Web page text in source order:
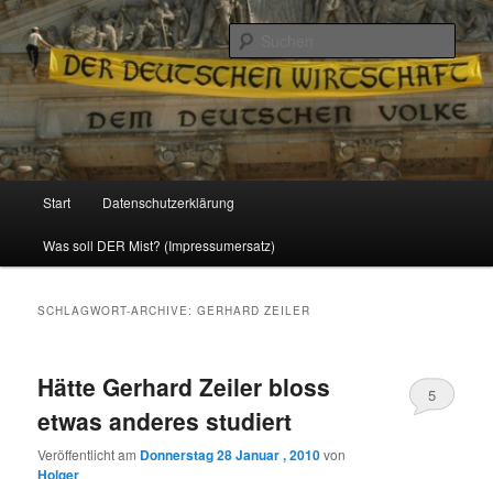
Reizzentrum
Politik, Wirtschaft, Soziales und Gesellschaft
Zum
Inhalt
Zum
sekundären
Start Datenschutzerklärung
Was soll DER Mist? (Impressumersatz)
SCHLAGWORT-ARCHIVE:GERHARD ZEILER
Hätte Gerhard Zeiler bloss
etwas anderes studiert
Veröffentlicht am Donnerstag 28 Januar , 2010von
Holger
5